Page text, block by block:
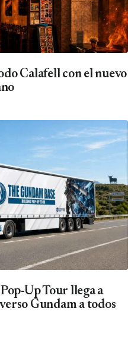
Calafell con el nuevo
Up Tour llega a
Gundam a todos